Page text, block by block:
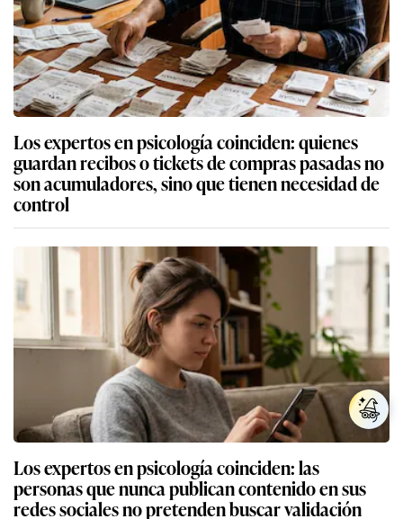
Los expertos en psicología coinciden: quienes
guardan recibos o tickets de compras pasadas no
son acumuladores, sino que tienen necesidad de
control
Los expertos en psicología coinciden: las
personas que nunca publican contenido en sus
redes sociales no pretenden buscar validación